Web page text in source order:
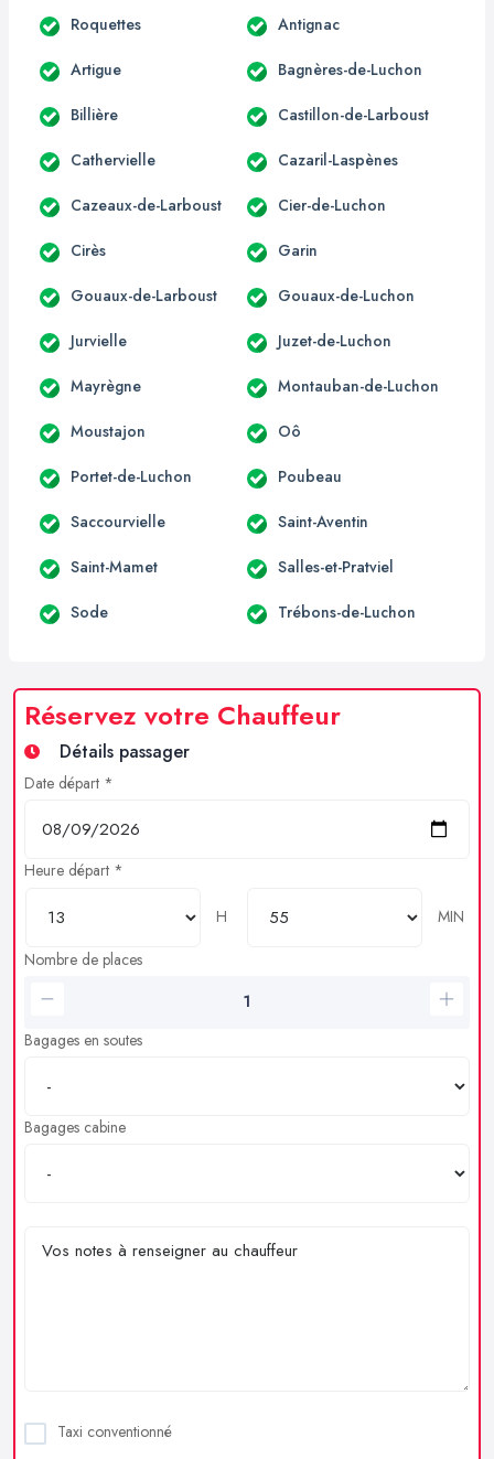
Roquettes Antignac
Artigue Bagnères-de-Luchon
Billière Castillon-de-Larboust
Cathervielle Cazaril-Laspènes
Cazeaux-de-Larboust Cier-de-Luchon
Cirès Garin
Gouaux-de-Larboust Gouaux-de-Luchon
Jurvielle Juzet-de-Luchon
Mayrègne Montauban-de-Luchon
Moustajon Oô
Portet-de-Luchon Poubeau
Saccourvielle Saint-Aventin
Saint-Mamet Salles-et-Pratviel
Sode Trébons-de-Luchon
Réservez votre Chauffeur
Détails passager
Date départ *
Heure départ *
H
MIN
Nombre de places
Bagages en soutes
Bagages cabine
Taxi conventionné